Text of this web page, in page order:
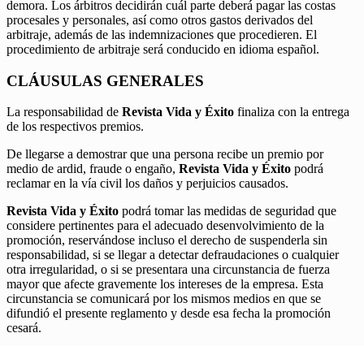
demora. Los árbitros decidirán cuál parte deberá pagar las costas
procesales y personales, así como otros gastos derivados del
arbitraje, además de las indemnizaciones que procedieren. El
procedimiento de arbitraje será conducido en idioma español.
CLÁUSULAS GENERALES
La responsabilidad de Revista Vida y Éxito finaliza con la entrega
de los respectivos premios.
De llegarse a demostrar que una persona recibe un premio por
medio de ardid, fraude o engaño, Revista Vida y Éxito podrá
reclamar en la vía civil los daños y perjuicios causados.
Revista Vida y Éxito podrá tomar las medidas de seguridad que
considere pertinentes para el adecuado desenvolvimiento de la
promoción, reservándose incluso el derecho de suspenderla sin
responsabilidad, si se llegar a detectar defraudaciones o cualquier
otra irregularidad, o si se presentara una circunstancia de fuerza
mayor que afecte gravemente los intereses de la empresa. Esta
circunstancia se comunicará por los mismos medios en que se
difundió el presente reglamento y desde esa fecha la promoción
cesará.